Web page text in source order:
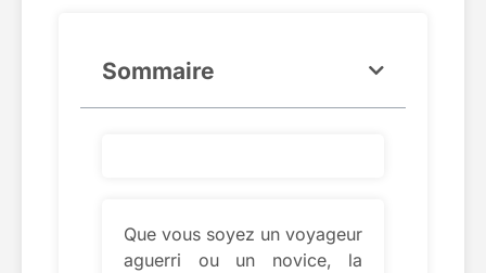
Sommaire
Que vous soyez un voyageur
aguerri ou un novice, la